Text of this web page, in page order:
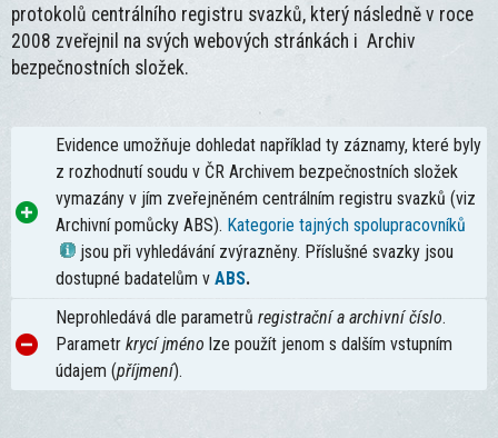
protokolů centrálního registru svazků, který následně v roce
2008 zveřejnil na svých webových stránkách i Archiv
bezpečnostních složek.
Evidence umožňuje dohledat například ty záznamy, které byly
z rozhodnutí soudu v ČR Archivem bezpečnostních složek
vymazány v jím zveřejněném centrálním registru svazků (viz
Archivní pomůcky ABS). Kategorie tajných spolupracovníků
jsou při vyhledávání zvýrazněny. Příslušné svazky jsou
dostupné badatelům v ABS.
Neprohledává dle parametrů registrační a archivní číslo.
Parametr krycí jméno lze použít jenom s dalším vstupním
údajem (příjmení).